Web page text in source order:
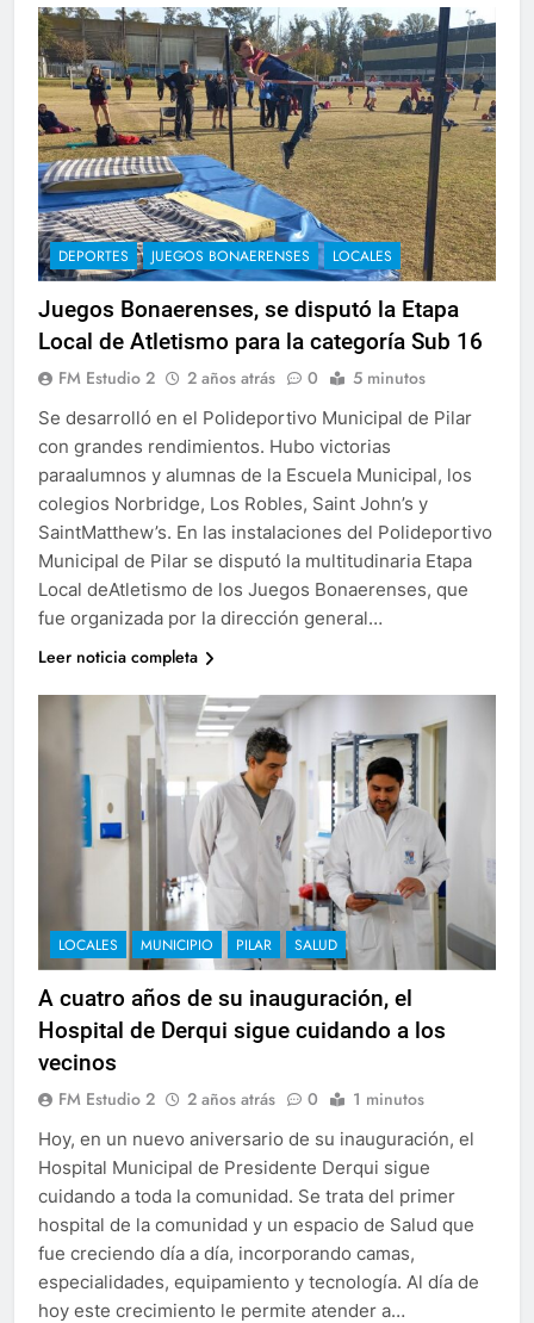
DEPORTES JUEGOS BONAERENSES LOCALES
Juegos Bonaerenses, se disputó la Etapa
Local de Atletismo para la categoría Sub 16
FM Estudio 2 2 años atrás 0 5 minutos
Se desarrolló en el Polideportivo Municipal de Pilar
con grandes rendimientos. Hubo victorias
paraalumnos y alumnas de la Escuela Municipal, los
colegios Norbridge, Los Robles, Saint John’s y
SaintMatthew’s. En las instalaciones del Polideportivo
Municipal de Pilar se disputó la multitudinaria Etapa
Local deAtletismo de los Juegos Bonaerenses, que
fue organizada por la dirección general…
Leer noticia completa
LOCALES MUNICIPIO PILAR SALUD
A cuatro años de su inauguración, el
Hospital de Derqui sigue cuidando a los
vecinos
FM Estudio 2 2 años atrás 0 1 minutos
Hoy, en un nuevo aniversario de su inauguración, el
Hospital Municipal de Presidente Derqui sigue
cuidando a toda la comunidad. Se trata del primer
hospital de la comunidad y un espacio de Salud que
fue creciendo día a día, incorporando camas,
especialidades, equipamiento y tecnología. Al día de
hoy este crecimiento le permite atender a…